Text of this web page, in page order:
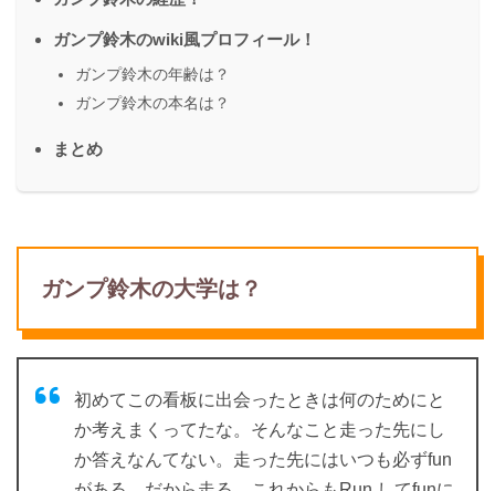
ガンプ鈴木のwiki風プロフィール！
ガンプ鈴木の年齢は？
ガンプ鈴木の本名は？
まとめ
ガンプ鈴木の大学は？
初めてこの看板に出会ったときは何のためにと
か考えまくってたな。そんなこと走った先にし
か答えなんてない。走った先にはいつも必ずfun